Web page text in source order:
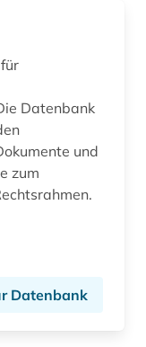
Datenbank
und
zum
Datenbank